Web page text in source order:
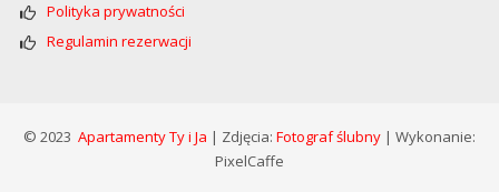
Polityka prywatności
Regulamin rezerwacji
© 2023 Apartamenty Ty i Ja | Zdjęcia: Fotograf ślubny | Wykonanie:
PixelCaffe